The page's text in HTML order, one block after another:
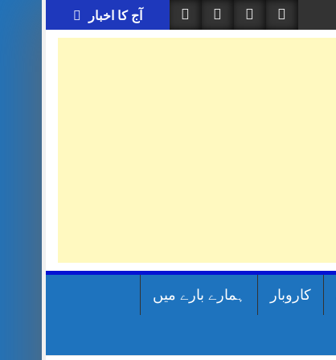
آج کا اخبار
کاروبار ہمارے بارے میں